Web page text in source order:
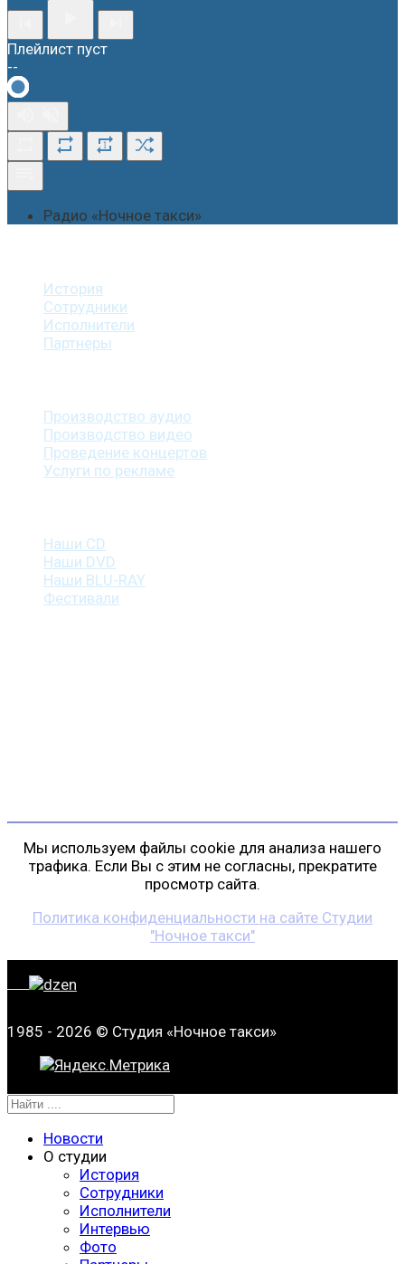
Плейлист пуст
--
1
Радио «Ночное такси»
История
Сотрудники
Исполнители
Партнеры
Производство аудио
Производство видео
Проведение концертов
Услуги по рекламе
Наши CD
Наши DVD
Наши BLU-RAY
Фестивали
Мы используем файлы cookie для анализа нашего
трафика. Если Вы с этим не согласны, прекратите
просмотр сайта.
Политика конфиденциальности на сайте Студии
"Ночное такси"
1985 - 2026 © Студия «Ночное такси»
Новости
О студии
История
Сотрудники
Исполнители
Интервью
Фото